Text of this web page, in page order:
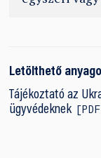
Letölthető
Tájékoztató az
ügyvédeknek
PDF